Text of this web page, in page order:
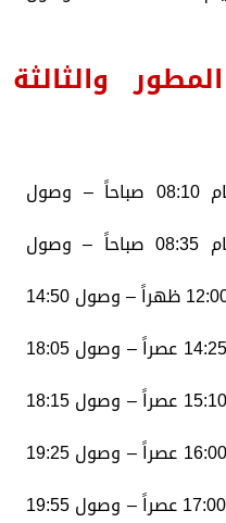
والثالثة
قطار 901 (إسباني مطور): قيام 08:10 صباحاً – وصول
قطار 1109 (ثالثة مكيفة): قيام 08:35 صباحاً – وصول
قطار 913 (إسباني مطور): قيام 12:00 ظهراً – وصول 14:50
قطار 919 (إسباني مطور): قيام 14:25 عصراً – وصول 18:05
قطار 915 (إسباني مطور): قيام 15:10 عصراً – وصول 18:15
قطار 923 (إسباني مطور): قيام 16:00 عصراً – وصول 19:25
قطار 3023 (ثالثة مكيفة): قيام 17:00 عصراً – وصول 19:55